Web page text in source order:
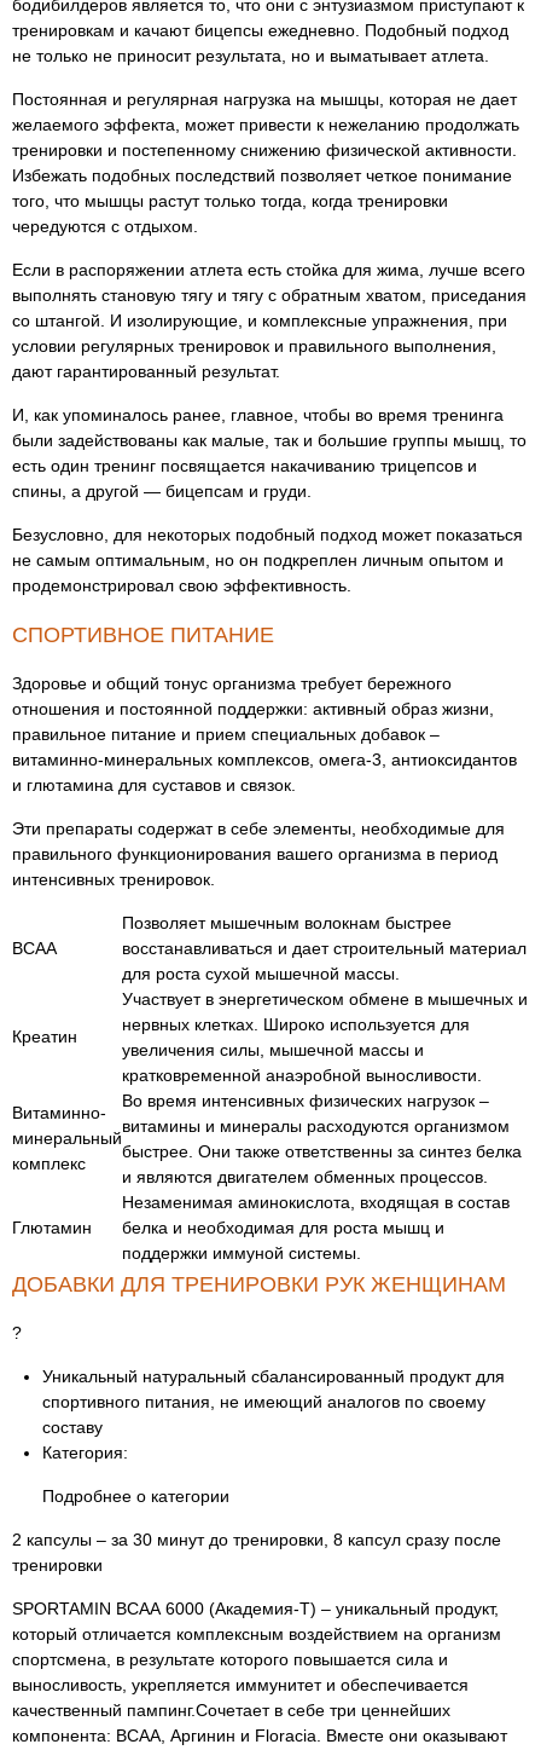
бодибилдеров является то, что они с энтузиазмом приступают к
тренировкам и качают бицепсы ежедневно. Подобный подход
не только не приносит результата, но и выматывает атлета.
Постоянная и регулярная нагрузка на мышцы, которая не дает
желаемого эффекта, может привести к нежеланию продолжать
тренировки и постепенному снижению физической активности.
Избежать подобных последствий позволяет четкое понимание
того, что мышцы растут только тогда, когда тренировки
чередуются с отдыхом.
Если в распоряжении атлета есть стойка для жима, лучше всего
выполнять становую тягу и тягу с обратным хватом, приседания
со штангой. И изолирующие, и комплексные упражнения, при
условии регулярных тренировок и правильного выполнения,
дают гарантированный результат.
И, как упоминалось ранее, главное, чтобы во время тренинга
были задействованы как малые, так и большие группы мышц, то
есть один тренинг посвящается накачиванию трицепсов и
спины, а другой — бицепсам и груди.
Безусловно, для некоторых подобный подход может показаться
не самым оптимальным, но он подкреплен личным опытом и
продемонстрировал свою эффективность.
СПОРТИВНОЕ ПИТАНИЕ
Здоровье и общий тонус организма требует бережного
отношения и постоянной поддержки: активный образ жизни,
правильное питание и прием специальных добавок –
витаминно-минеральных комплексов, омега-3, антиоксидантов
и глютамина для суставов и связок.
Эти препараты содержат в себе элементы, необходимые для
правильного функционирования вашего организма в период
интенсивных тренировок.
BCAA
Позволяет мышечным волокнам быстрее
восстанавливаться и дает строительный материал
для роста сухой мышечной массы.
Креатин
Участвует в энергетическом обмене в мышечных и
нервных клетках. Широко используется для
увеличения силы, мышечной массы и
кратковременной анаэробной выносливости.
Витаминно-
минеральный
комплекс
Во время интенсивных физических нагрузок –
витамины и минералы расходуются организмом
быстрее. Они также ответственны за синтез белка
и являются двигателем обменных процессов.
Глютамин
Незаменимая аминокислота, входящая в состав
белка и необходимая для роста мышц и
поддержки иммуной системы.
ДОБАВКИ ДЛЯ ТРЕНИРОВКИ РУК ЖЕНЩИНАМ
?
Уникальный натуральный сбалансированный продукт для
спортивного питания, не имеющий аналогов по своему
составу
Категория:
Подробнее о категории
2 капсулы – за 30 минут до тренировки, 8 капсул сразу после
тренировки
SPORTAMIN ВСАА 6000 (Академия-Т) – уникальный продукт,
который отличается комплексным воздействием на организм
спортсмена, в результате которого повышается сила и
выносливость, укрепляется иммунитет и обеспечивается
качественный пампинг.Сочетает в себе три ценнейших
компонента: ВСАА, Аргинин и Floracia. Вместе они оказывают